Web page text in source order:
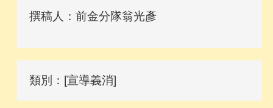
撰稿人：前金分隊翁光彥
類別：[宣導義消]